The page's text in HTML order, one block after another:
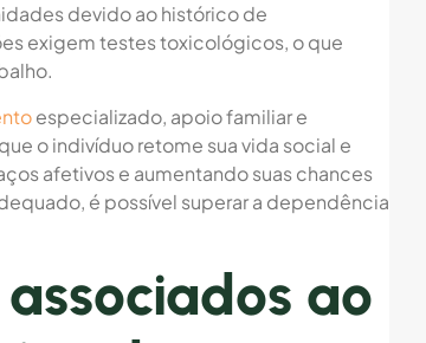
devido ao histórico de
exigem testes toxicológicos, o que
especializado, apoio familiar e
o indivíduo retome sua vida social e
afetivos e aumentando suas chances
é possível superar a dependência
ao